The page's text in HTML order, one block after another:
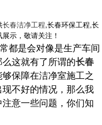
长春洁净工程,长春环保工程,长
示，敬请关注！
都是会对像是生产车间
这就有了所谓的长春
保障在洁净室施工之
不好的情况，那么我
意一些问题，你们知